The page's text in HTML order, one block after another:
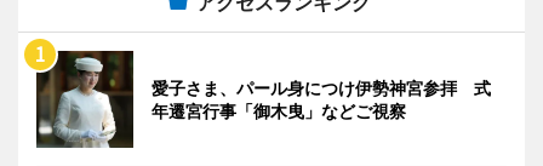
愛子さま、パール身につけ伊勢神宮参拝 式
年遷宮行事「御木曳」などご視察